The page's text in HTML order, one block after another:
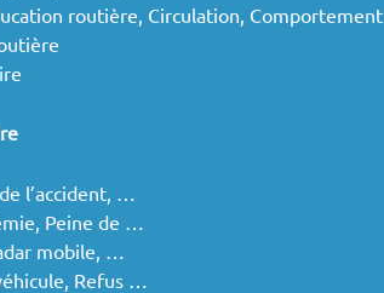
routière, Circulation, Comportement
l’accident, …
Peine de …
mobile, …
Refus …